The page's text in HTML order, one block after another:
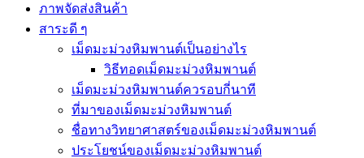
ภาพจัดส่งสินค้า
สาระดี ๆ
เม็ดมะม่วงหิมพานต์เป็นอย่างไร
วิธีทอดเม็ดมะม่วงหิมพานต์
เม็ดมะม่วงหิมพานต์ควรอบกี่นาที
ที่มาของเม็ดมะม่วงหิมพานต์
ชื่อทางวิทยาศาสตร์ของเม็ดมะม่วงหิมพานต์
ประโยชน์ของเม็ดมะม่วงหิมพานต์